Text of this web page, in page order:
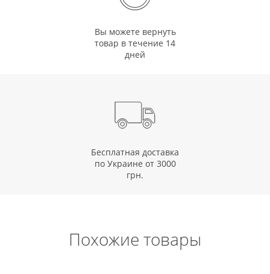
Вы можете вернуть
товар в течение 14
дней
Бесплатная доставка
по Украине от 3000
грн.
Похожие товары